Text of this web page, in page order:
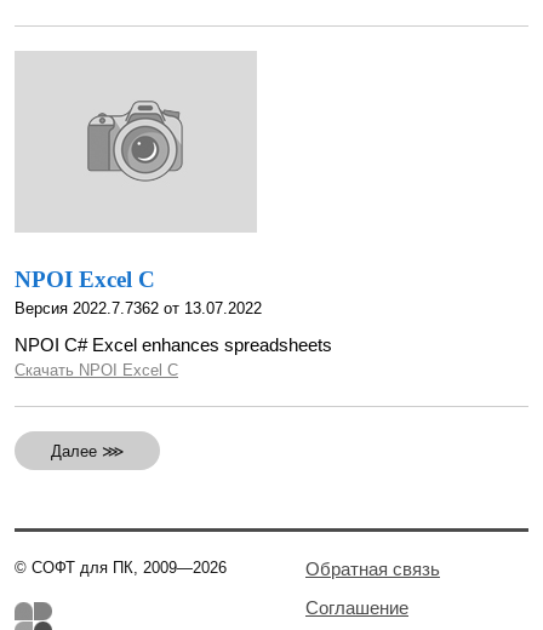
NPOI Excel C
Версия 2022.7.7362 от 13.07.2022
NPOI C# Excel enhances spreadsheets
Скачать NPOI Excel C
Далее ⋙
© СОФТ для ПК, 2009—2026
Обратная связь
Соглашение